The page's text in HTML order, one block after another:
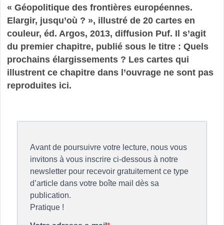
« Géopolitique des frontières européennes.
Elargir, jusqu’où ? », illustré de 20 cartes en
couleur, éd. Argos, 2013, diffusion Puf. Il s’agit
du premier chapitre, publié sous le titre : Quels
prochains élargissements ? Les cartes qui
illustrent ce chapitre dans l’ouvrage ne sont pas
reproduites ici.